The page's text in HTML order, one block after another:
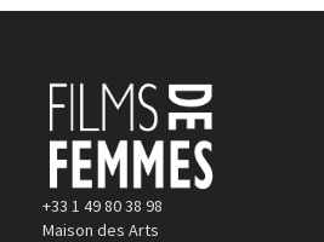
+33 1 49 80 38 98
Maison des Arts